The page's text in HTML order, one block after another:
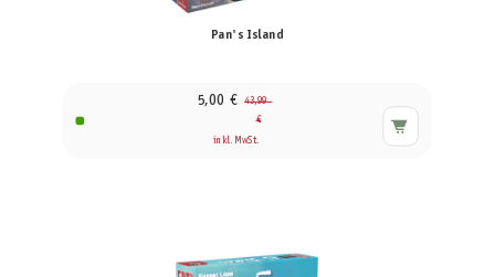
Pan's Island
5,00 € 43,99
€
inkl. MwSt.